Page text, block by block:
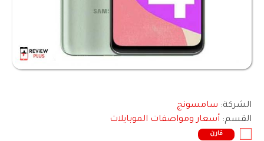
الشركة: سامسونج
القسم: أسعار ومواصفات الموبايلات
قارن